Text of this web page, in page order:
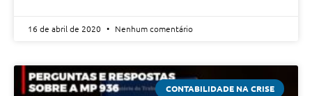
16 de abril de 2020 Nenhum comentário
CONTABILIDADE NA CRISE